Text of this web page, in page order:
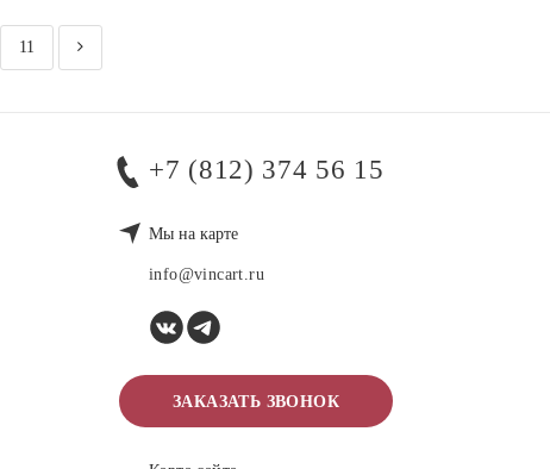
11
+7 (812) 374 56 15
Мы на карте
info@vincart.ru
ЗАКАЗАТЬ ЗВОНОК